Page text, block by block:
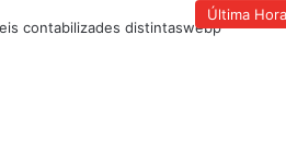
Última Hora